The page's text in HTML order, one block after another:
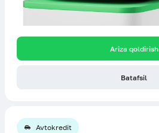
Ariza qoldirish
Batafsil
Avtokredit